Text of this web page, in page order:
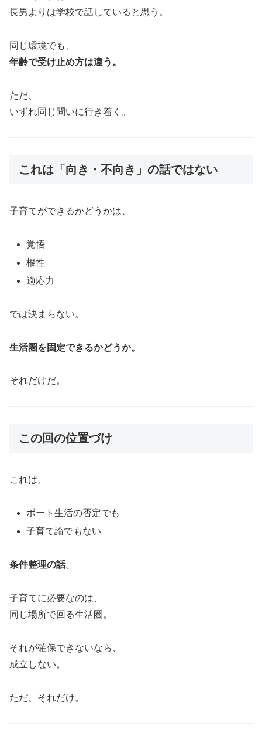
長男よりは学校で話していると思う。
同じ環境でも、
年齢で受け止め方は違う。
ただ、
いずれ同じ問いに行き着く。
これは「向き・不向き」の話ではない
子育てができるかどうかは、
覚悟
根性
適応力
では決まらない。
生活圏を固定できるかどうか。
それだけだ。
この回の位置づけ
これは、
ボート生活の否定でも
子育て論でもない
条件整理の話。
子育てに必要なのは、
同じ場所で回る生活圏。
それが確保できないなら、
成立しない。
ただ、それだけ。